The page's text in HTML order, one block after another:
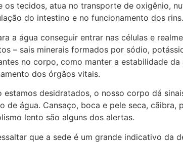
os tecidos, atua no transporte de oxigênio,
do intestino e no funcionamento dos rins.
a água conseguir entrar nas células e
– sais minerais formados por sódio,
no corpo, como manter a estabilidade
dos órgãos vitais.
estamos desidratados, o nosso corpo dá
de água. Cansaço, boca e pele seca,
lento são alguns dos alertas.
que a sede é um grande indicativo da